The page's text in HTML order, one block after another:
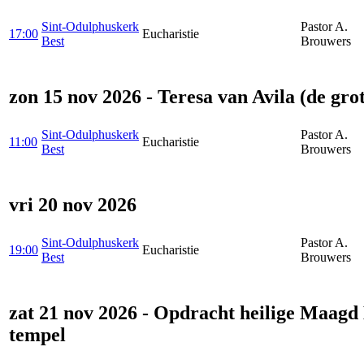
17:00
Sint-Odulphuskerk
Best
Eucharistie
Pastor A.
Brouwers
zon 15 nov 2026 - Teresa van Avila (de
11:00
Sint-Odulphuskerk
Best
Eucharistie
Pastor A.
Brouwers
vri 20 nov 2026
19:00
Sint-Odulphuskerk
Best
Eucharistie
Pastor A.
Brouwers
zat 21 nov 2026 - Opdracht heilige
tempel